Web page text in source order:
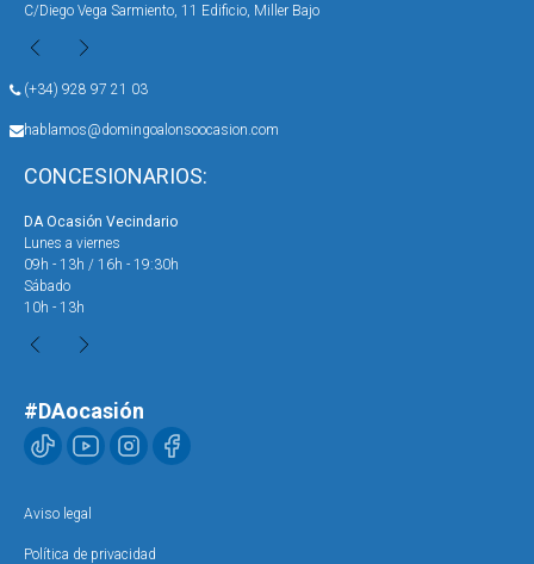
C/Diego Vega Sarmiento, 11 Edificio, Miller Bajo
(+34) 928 97 21 03
hablamos@domingoalonsoocasion.com
CONCESIONARIOS:
DA Ocasión Vecindario
Lunes a viernes
09h - 13h / 16h - 19:30h
Sábado
10h - 13h
#DAocasión
Aviso legal
Política de privacidad